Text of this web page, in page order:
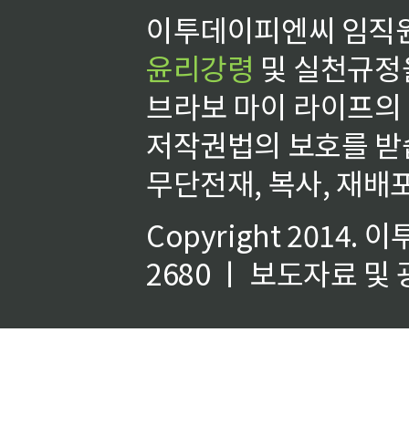
이투데이피엔씨 임
윤리강령 및 실천규
브라보 마이 라이프
저작권법의 보호를
무단전재, 복사, 재배
Copyright 2014. 이
2680 ㅣ 보도자료